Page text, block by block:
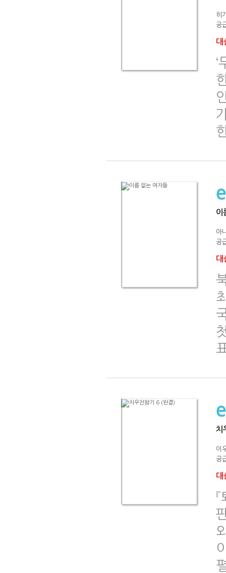
히
공
대
‘
이
아
공
대
치
이
공
대